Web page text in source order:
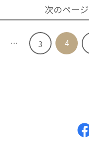
次のページ
… 3 4